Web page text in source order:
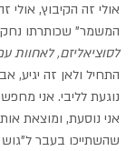
אולי זה הקיבוץ, אולי
המשמר" שכותרתו
לסוציאליזם, לאחוות
התחיל ולאן זה יגיע,
נוגעת לליבי. אני
אני נוסעת, ומוצאת
שהשתייכו בעבר